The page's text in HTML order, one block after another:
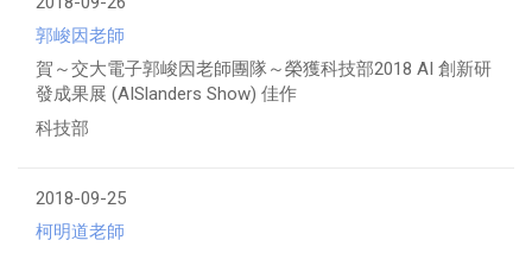
郭峻因老師
賀～交大電子郭峻因老師團隊～榮獲科技部2018 AI 創新研
發成果展 (AISlanders Show) 佳作
科技部
2018-09-25
柯明道老師